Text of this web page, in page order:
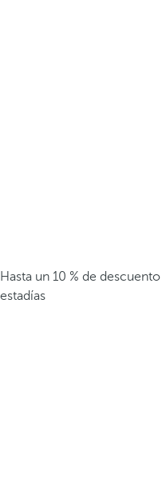
Hasta un 10 % de
estadías